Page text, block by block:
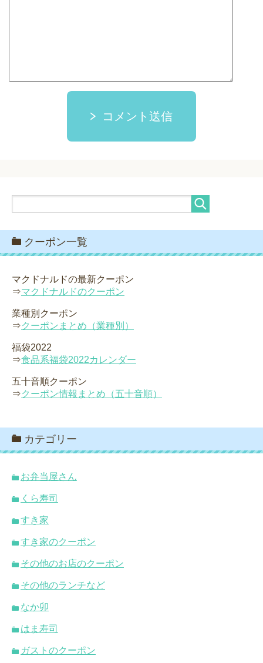
コメント送信
クーポン一覧
マクドナルドの最新クーポン
⇒マクドナルドのクーポン
業種別クーポン
⇒クーポンまとめ（業種別）
福袋2022
⇒食品系福袋2022カレンダー
五十音順クーポン
⇒クーポン情報まとめ（五十音順）
カテゴリー
お弁当屋さん
くら寿司
すき家
すき家のクーポン
その他のお店のクーポン
その他のランチなど
なか卯
はま寿司
ガストのクーポン